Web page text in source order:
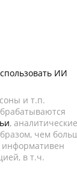
ИИ
и т.п.
, аналитические
чем
информативен
в т.ч.